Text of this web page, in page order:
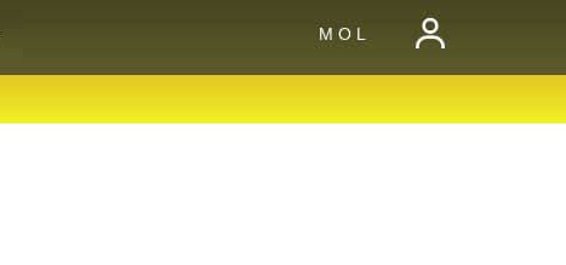
M O L